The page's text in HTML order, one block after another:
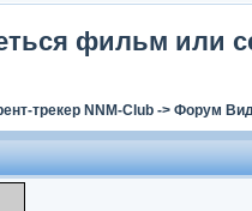
фильм или
трекер NNM-Club -> Форум